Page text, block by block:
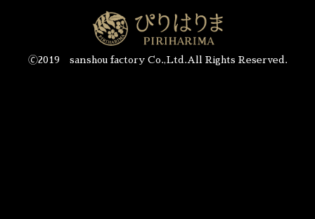
🄫2019 sanshou factory Co.,Ltd.All Rights Reserved.